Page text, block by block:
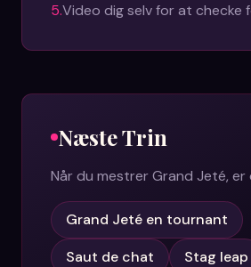
5.Video dig selv for at checke
Næste Trin
Når du mestrerGrand Jeté, er
Grand Jeté en tournant
Saut de chat
Stag leap